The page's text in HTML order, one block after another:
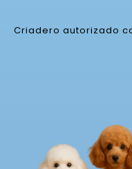
Criadero autorizado